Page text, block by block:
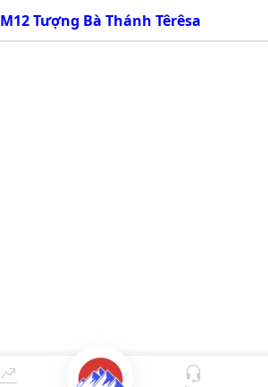
M12 Tượng Bà Thánh Têrêsa